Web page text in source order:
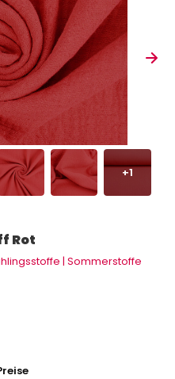
+1
Rot
| Sommerstoffe